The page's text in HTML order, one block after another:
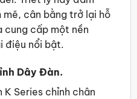
mẽ, cân bằng trở lại hỗ
cung cấp một nền
điệu nổi bật.
Dây Đàn.
Series chỉnh chân